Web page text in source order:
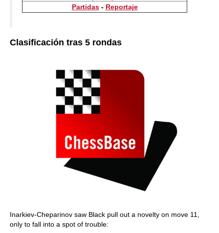
Partidas- Reportaje
Clasificación tras 5 rondas
Inarkiev-Cheparinov saw Black pull out a novelty on move 11,
only to fall into a spot of trouble: